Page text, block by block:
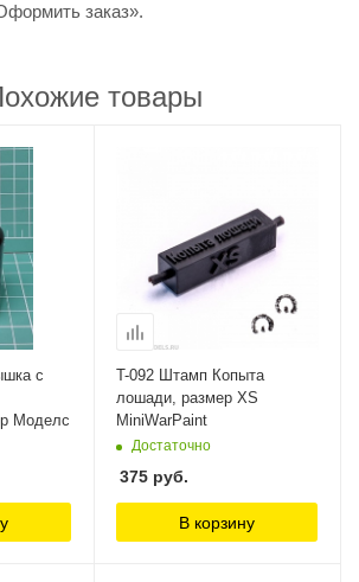
заказ».
товары
с
Моделс
T-092 Штамп Копыта
лошади, размер XS
MiniWarPaint
Достаточно
375 руб.
В корзину